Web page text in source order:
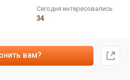
Сегодня интересовались
34
вам?